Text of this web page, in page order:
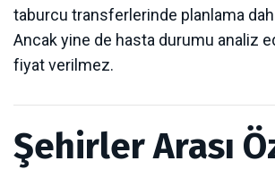
taburcu transferlerinde planlama daha
Ancak yine de hasta durumu analiz
fiyat verilmez.
Şehirler Arası